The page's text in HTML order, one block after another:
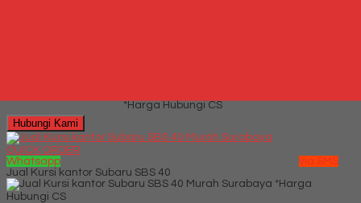
*Harga Hubungi CS
Hubungi Kami
QUICK ORDER
Whatsapp
via SMS
Jual Kursi kantor Subaru SBS 40
*Harga
Hubungi CS